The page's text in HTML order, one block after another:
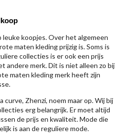
koopjes. Over het algemeen
maten kleding prijzig is. Soms is
collecties is er ook een prijs
andere merk. Dit is niet alleen zo bij
maten kleding merk heeft zijn
curve, Zhenzi, noem maar op. Wij bij
erg belangrijk. Er moet altijd
de prijs en kwaliteit. Mode die
is aan de reguliere mode.